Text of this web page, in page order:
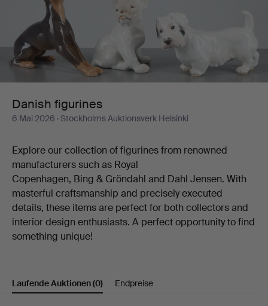
Danish figurines
6 Mai 2026 · Stockholms Auktionsverk Helsinki
Explore our collection of figurines from renowned
manufacturers such as Royal
Copenhagen, Bing & Gröndahl and Dahl Jensen. With
masterful craftsmanship and precisely executed
details, these items are perfect for both collectors and
interior design enthusiasts. A perfect opportunity to find
something unique!
Laufende Auktionen(0) Endpreise